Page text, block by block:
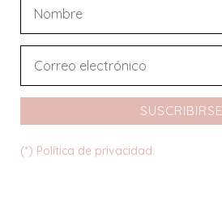
SUSCRIBIRSE
(*) Política de privacidad.